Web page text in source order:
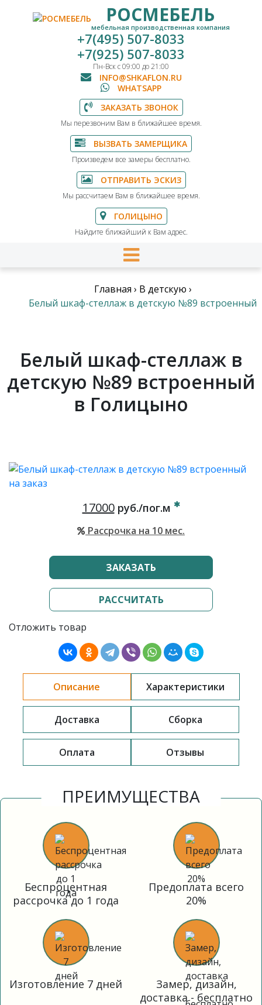
РОСМЕБЕЛЬ
мебельная производственная компания
+7(495) 507-8033
+7(925) 507-8033
Пн-Вск с 09:00 до 21:00
INFO@SHKAFLON.RU
WHATSAPP
ЗАКАЗАТЬ ЗВОНОК
Мы перезвоним Вам в ближайшее время.
ВЫЗВАТЬ ЗАМЕРЩИКА
Произведем все замеры бесплатно.
ОТПРАВИТЬ ЭСКИЗ
Мы рассчитаем Вам в ближайшее время.
ГОЛИЦЫНО
Найдите ближайший к Вам адрес.
Главная › В детскую ›
Белый шкаф-стеллаж в детскую №89 встроенный
Белый шкаф-стеллаж в
детскую №89 встроенный
в Голицыно
17000руб./пог.м
Рассрочка на 10 мес.
ЗАКАЗАТЬ
РАССЧИТАТЬ
Отложить товар
Описание Характеристики
Доставка Сборка
Оплата Отзывы
ПРЕИМУЩЕСТВА
Беспроцентная
рассрочка до 1 года
Предоплата всего
20%
Изготовление 7 дней
Замер, дизайн,
доставка - бесплатно